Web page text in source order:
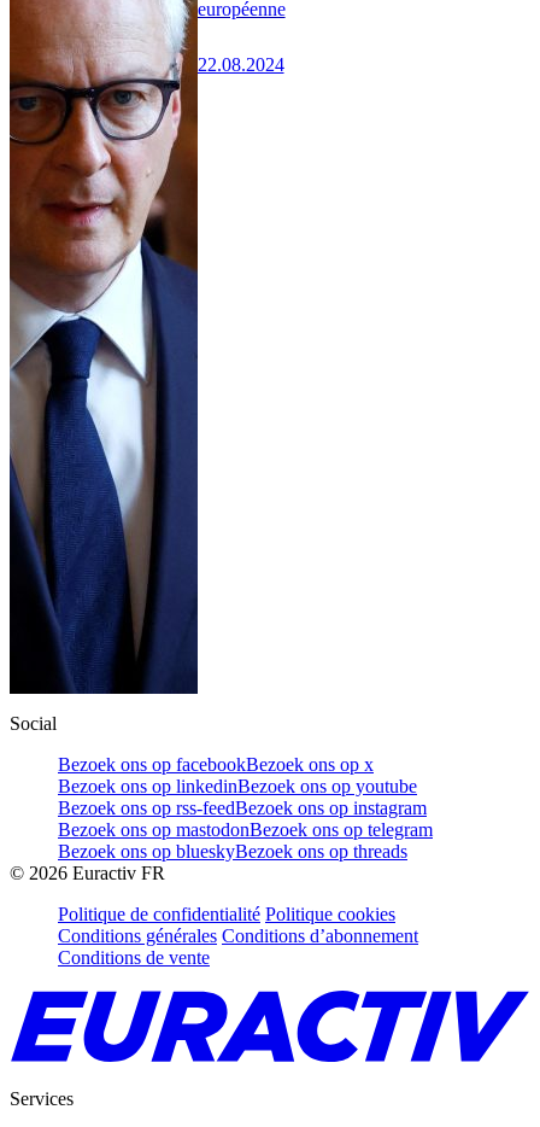
européenne
22.08.2024
Social
Bezoek ons op facebookBezoek ons op x
Bezoek ons op linkedinBezoek ons op youtube
Bezoek ons op rss-feedBezoek ons op instagram
Bezoek ons op mastodonBezoek ons op telegram
Bezoek ons op blueskyBezoek ons op threads
© 2026 Euractiv FR
Politique de confidentialité Politique cookies
Conditions générales Conditions d’abonnement
Conditions de vente
Services